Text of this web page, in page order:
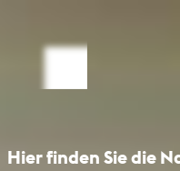
Hier finden Sie die